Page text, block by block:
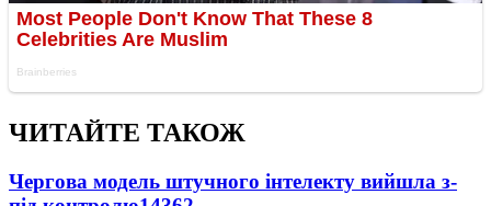
ЧИТАЙТЕ ТАКОЖ
Чергова модель штучного інтелекту вийшла з-